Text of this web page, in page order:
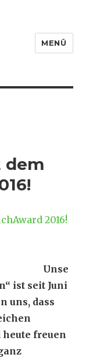
MENÜ
dem
Unse
ist seit Juni
uns, dass
freuen